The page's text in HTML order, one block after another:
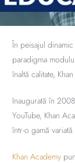
În peisajul
paradigma
înaltă calitate,
Inaugurată în
YouTube, Khan
într-o gamă
Khan Academy